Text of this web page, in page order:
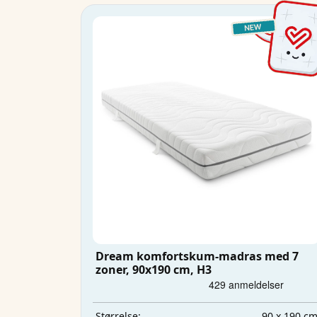
Dream komfortskum-madras med 7
zoner, 90x190 cm, H3